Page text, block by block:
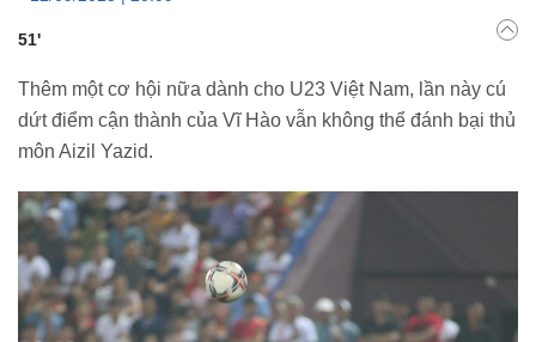
51'
Thêm một cơ hội nữa dành cho U23 Việt Nam, lần này cú
dứt điểm cận thành của Vĩ Hào vẫn không thể đánh bại thủ
môn Aizil Yazid.